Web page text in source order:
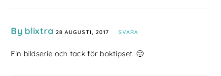
By blixtra 28 AUGUSTI, 2017 SVARA
Fin bildserie och tack för boktipset. 🙂